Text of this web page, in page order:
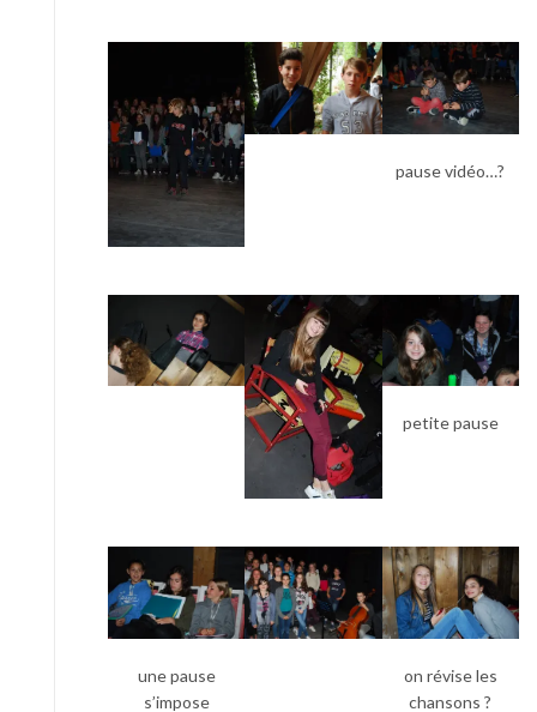
pause vidéo…?
petite pause
une pause
s’impose
on révise les
chansons ?